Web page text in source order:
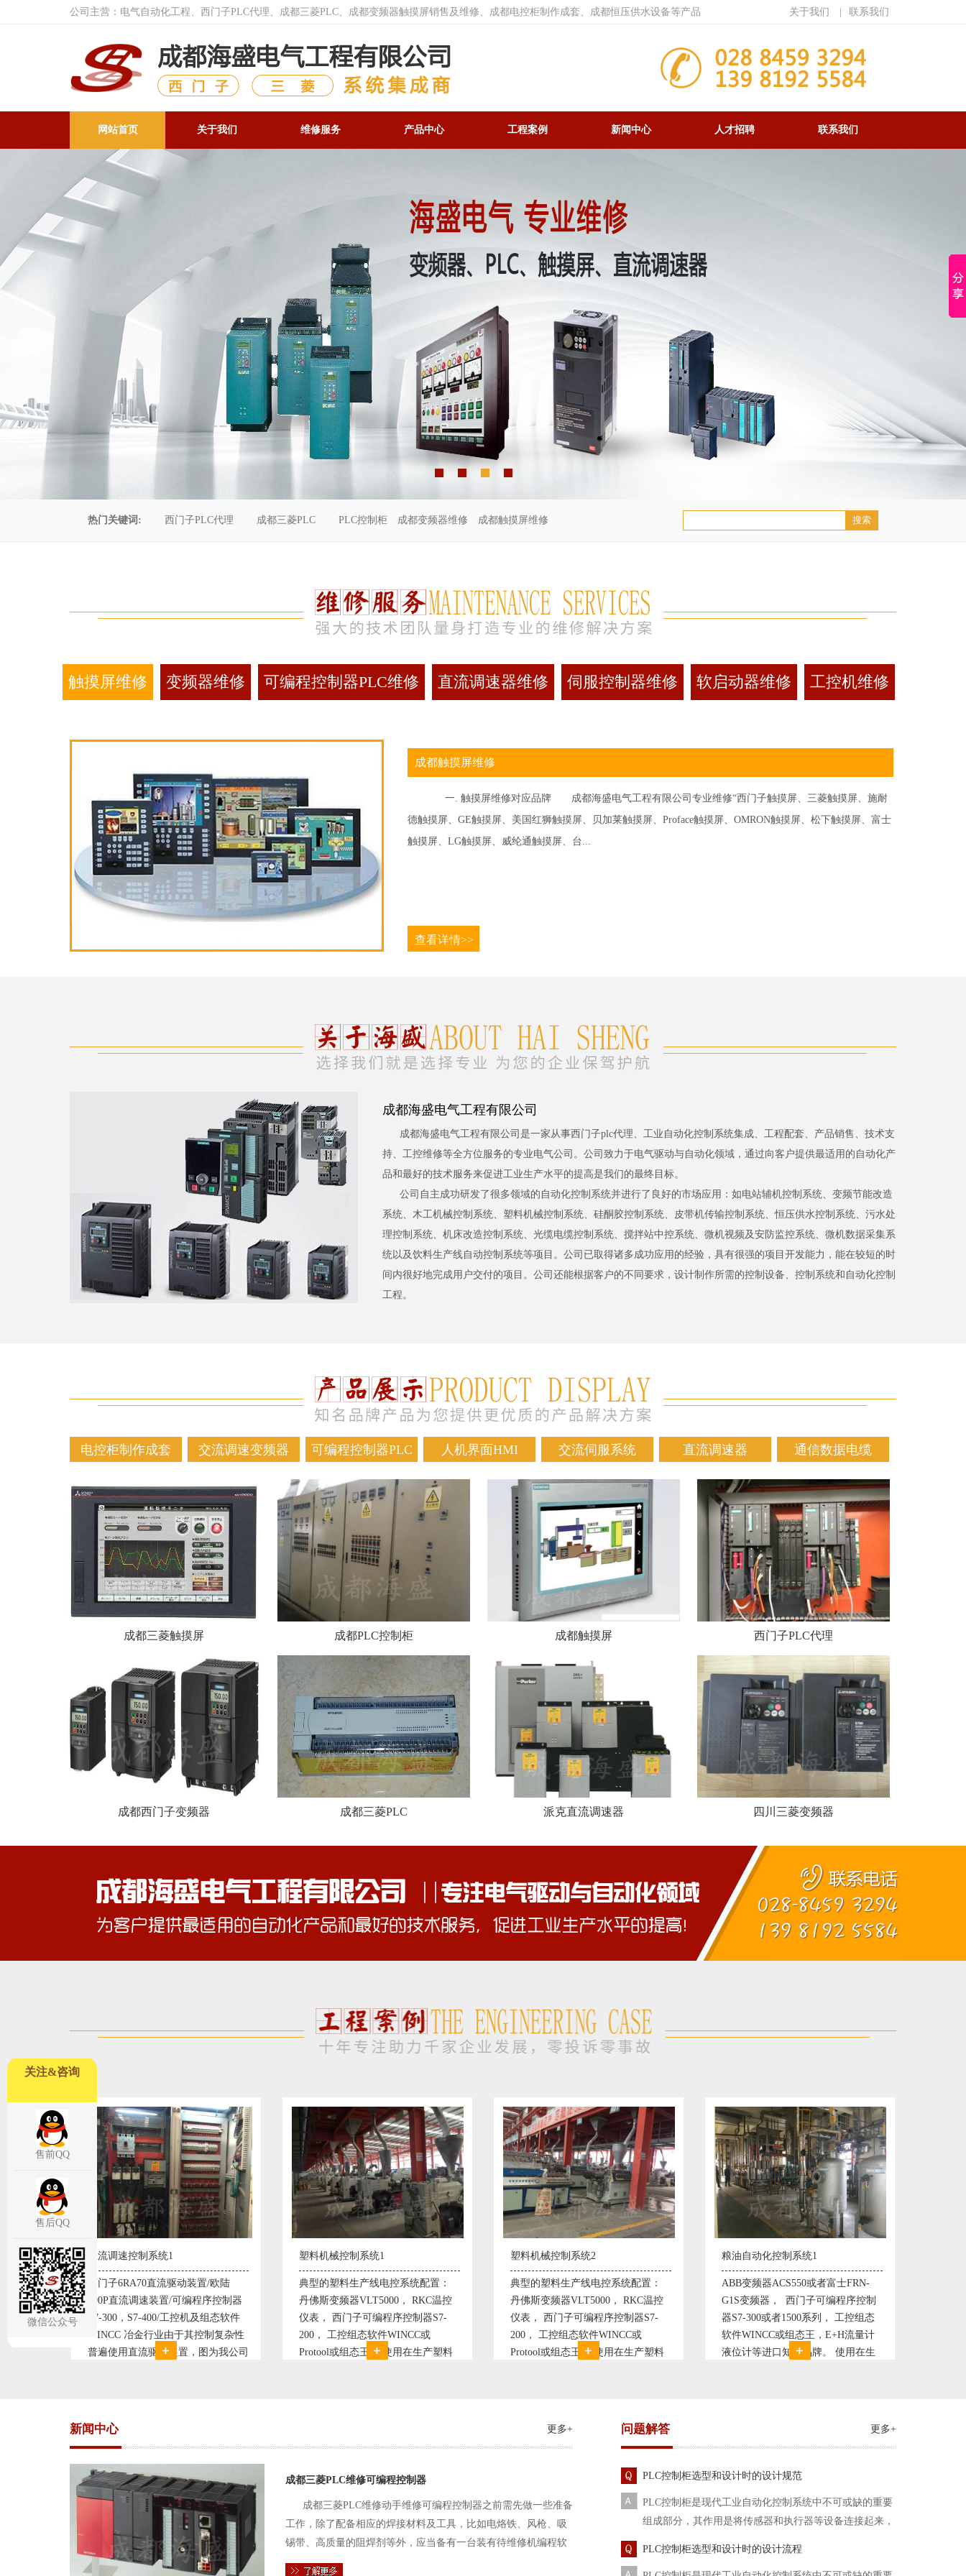
公司主营：电气自动化工程、西门子PLC代理、成都三菱PLC、成都变频器触摸屏销售及维修、成都电控柜制作成套、成都恒压供水设备等产品 关于我们 联系我们
网站首页 关于我们 维修服务 产品中心 工程案例 新闻中心 人才招聘 联系我们
热门关键词: 西门子PLC代理 成都三菱PLC PLC控制柜 成都变频器维修 成都触摸屏维修
触摸屏维修 变频器维修 可编程控制器PLC维修 直流调速器维修 伺服控制器维修 软启动器维修 工控机维修
成都触摸屏维修
一. 触摸屏维修对应品牌 成都海盛电气工程有限公司专业维修“西门子触摸屏、三菱触摸屏、施耐
德触摸屏、GE触摸屏、美国红狮触摸屏、贝加莱触摸屏、Proface触摸屏、OMRON触摸屏、松下触摸屏、富士
触摸屏、LG触摸屏、威纶通触摸屏、台...
查看详情>>
成都海盛电气工程有限公司
成都海盛电气工程有限公司是一家从事西门子plc代理、工业自动化控制系统集成、工程配套、产品销售、技术支
持、工控维修等全方位服务的专业电气公司。公司致力于电气驱动与自动化领域，通过向客户提供最适用的自动化产
品和最好的技术服务来促进工业生产水平的提高是我们的最终目标。
公司自主成功研发了很多领域的自动化控制系统并进行了良好的市场应用：如电站辅机控制系统、变频节能改造
系统、木工机械控制系统、塑料机械控制系统、硅酮胶控制系统、皮带机传输控制系统、恒压供水控制系统、污水处
理控制系统、机床改造控制系统、光缆电缆控制系统、搅拌站中控系统、微机视频及安防监控系统、微机数据采集系
统以及饮料生产线自动控制系统等项目。公司已取得诸多成功应用的经验，具有很强的项目开发能力，能在较短的时
间内很好地完成用户交付的项目。公司还能根据客户的不同要求，设计制作所需的控制设备、控制系统和自动化控制
工程。
电控柜制作成套 交流调速变频器 可编程控制器PLC 人机界面HMI 交流伺服系统 直流调速器 通信数据电缆
成都三菱触摸屏 成都PLC控制柜 成都触摸屏 西门子PLC代理
成都西门子变频器 成都三菱PLC 派克直流调速器 四川三菱变频器
制器
软件
塑料机械控制系统1
典型的塑料生产线电控系统配置：
丹佛斯变频器VLT5000， RKC温控
仪表， 西门子可编程序控制器S7-
200， 工控组态软件WINCC或
Protool或组态王。 使用在生产塑料
塑料机械控制系统2
典型的塑料生产线电控系统配置：
丹佛斯变频器VLT5000， RKC温控
仪表， 西门子可编程序控制器S7-
200， 工控组态软件WINCC或
Protool或组态王。 使用在生产塑料
粮油自动化控制系统1
ABB变频器ACS550或者富士FRN-
G1S变频器， 西门子可编程序控制
器S7-300或者1500系列， 工控组态
软件WINCC或组态王，E+H流量计
液位计等进口知名品牌。 使用在生
变频恒压供水系统2
变频恒压供水系统是利用交流电机无
极调速技术原理，采用PID闭环控制
使供水随着使用变化而变化，从而维
持供水设定压力恒定。他比传统电接
点、远传压力表供水水压恒定，因此
新闻中心 更多+
成都三菱PLC维修可编程控制器
成都三菱PLC维修动手维修可编程控制器之前需先做一些准备
工作，除了配备相应的焊接材料及工具，比如电烙铁、风枪、吸
锡带、高质量的阻焊剂等外，应当备有一台装有待维修机编程软
件的电路及通信电缆。这一是由于待修机常常是从工作系统中拆
问题解答 更多+
PLC控制柜选型和设计时的设计规范
PLC控制柜是现代工业自动化控制系统中不可或缺的重要
组成部分，其作用是将传感器和执行器等设备连接起来，
PLC控制柜选型和设计时的设计流程
关注&咨询
售前QQ
售后QQ
微信公众号